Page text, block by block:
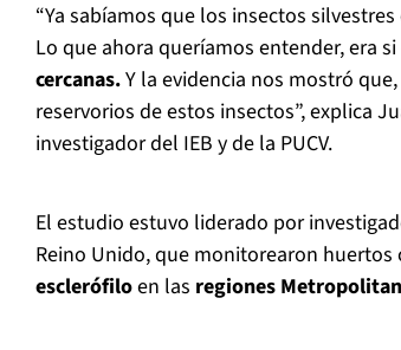
“Ya sabíamos que los insectos
Lo que ahora queríamos entender, era
cercanas.Y la evidencia nos mostró
reservorios de estos insectos”, explica
investigador del IEB y de la PUCV.
El estudio estuvo liderado por
Reino Unido, que monitorearon
esclerófiloen las regiones